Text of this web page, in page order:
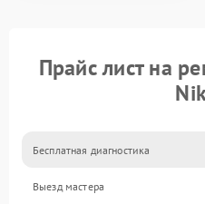
Прайс лист на
Бесплатная диагностика
Выезд мастера